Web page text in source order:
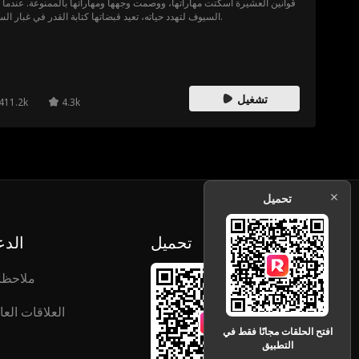
قوانين العشيرة أسكتت مهاراتها، ووصمت وجهها ومهاراتها بالممنوعة. عندما
السيوف لتهدد حياته، تعيد قبضاتها كتابة القدر في غبار الساحة.
411.2k 4.3k تشغيل
العلاقات
تحميل
تحميل
افتح الحلقات مجانًا فقط في
التطبيق